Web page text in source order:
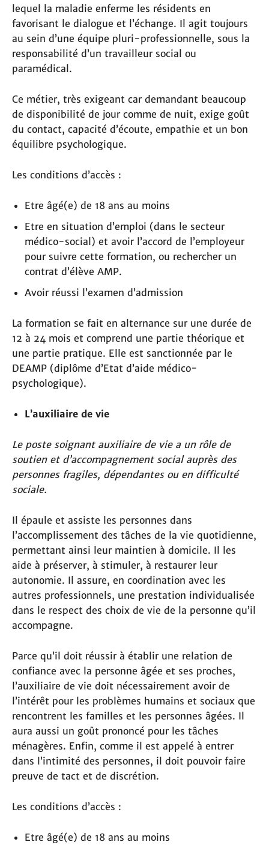
lequel la maladie enferme les résidents en
favorisant le dialogue et l’échange. Il agit toujours
au sein d’une équipe pluri-professionnelle, sous la
responsabilité d’un travailleur social ou
paramédical.
Ce métier, très exigeant car demandant beaucoup
de disponibilité de jour comme de nuit, exige goût
du contact, capacité d’écoute, empathie et un bon
équilibre psychologique.
Les conditions d’accès :
Etre âgé(e) de 18 ans au moins
Etre en situation d’emploi (dans le secteur
médico-social) et avoir l’accord de l’employeur
pour suivre cette formation, ou rechercher un
contrat d’élève AMP.
Avoir réussi l’examen d’admission
La formation se fait en alternance sur une durée de
12 à 24 mois et comprend une partie théorique et
une partie pratique. Elle est sanctionnée par le
DEAMP (diplôme d’Etat d’aide médico-
psychologique).
L’auxiliaire de vie
Le poste soignant auxiliaire de vie a un rôle de
soutien et d’accompagnement social auprès des
personnes fragiles, dépendantes ou en difficulté
sociale.
Il épaule et assiste les personnes dans
l’accomplissement des tâches de la vie quotidienne,
permettant ainsi leur maintien à domicile. Il les
aide à préserver, à stimuler, à restaurer leur
autonomie. Il assure, en coordination avec les
autres professionnels, une prestation individualisée
dans le respect des choix de vie de la personne qu’il
accompagne.
Parce qu’il doit réussir à établir une relation de
confiance avec la personne âgée et ses proches,
l’auxiliaire de vie doit nécessairement avoir de
l’intérêt pour les problèmes humains et sociaux que
rencontrent les familles et les personnes âgées. Il
aura aussi un goût prononcé pour les tâches
ménagères. Enfin, comme il est appelé à entrer
dans l’intimité des personnes, il doit pouvoir faire
preuve de tact et de discrétion.
Les conditions d’accès :
Etre âgé(e) de 18 ans au moins